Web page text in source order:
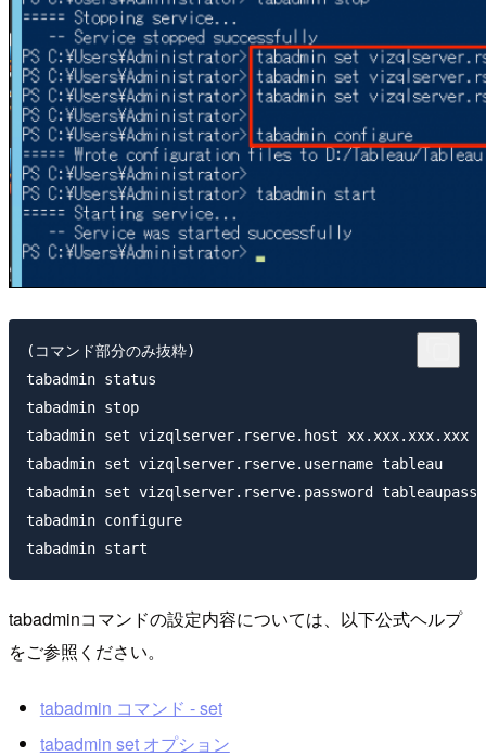
(コマンド部分のみ抜粋)
tabadmin status
tabadmin stop
tabadmin set vizqlserver.rserve.host xx.xxx.xxx.xxx
tabadmin set vizqlserver.rserve.username tableau
tabadmin set vizqlserver.rserve.password tableaupass
tabadmin configure
tabadminコマンドの設定内容については、以下公式ヘルプ
をご参照ください。
tabadmin コマンド - set
tabadmin set オプション